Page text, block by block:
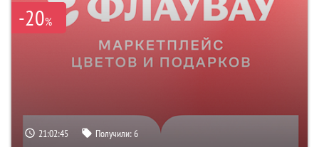
-20%
21:02:44 Получили:6